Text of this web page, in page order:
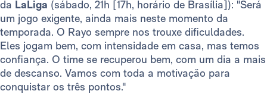
da LaLiga (sábado, 21h [17h, horário de Brasília]): "Será
um jogo exigente, ainda mais neste momento da
temporada. O Rayo sempre nos trouxe dificuldades.
Eles jogam bem, com intensidade em casa, mas temos
confiança. O time se recuperou bem, com um dia a mais
de descanso. Vamos com toda a motivação para
conquistar os três pontos."